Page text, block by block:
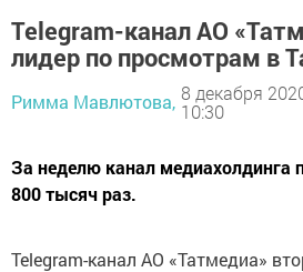
Telegram-канал АО
лидер по просмотрам в
Римма Мавлютова, 8 декабря
10:30
За неделю канал медиахолдинга
800 тысяч раз.
Telegram-канал АО «Татмедиа»